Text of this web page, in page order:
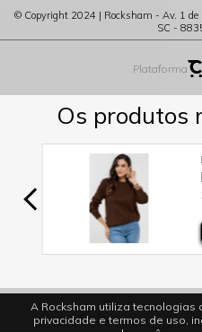
© Copyright 2024 | Rocksham - Av. 1
SC -
Plataforma
A Rocksham utiliza
privacidade e termos de uso,